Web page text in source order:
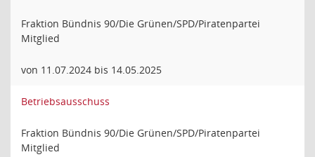
Fraktion Bündnis 90/Die Grünen/SPD/Piratenpartei
Mitglied
von 11.07.2024 bis 14.05.2025
Betriebsausschuss
Fraktion Bündnis 90/Die Grünen/SPD/Piratenpartei
Mitglied